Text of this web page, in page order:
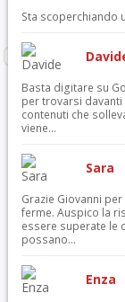
Sta scoperchiando
Basta digitare su
per trovarsi
contenuti che
viene...
Sara
Grazie Giovanni
ferme. Auspico la
essere superate le
possano...
Enza